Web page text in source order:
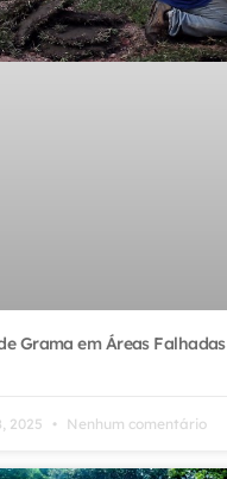
Grama em Áreas Falhadas
2025 Nenhum comentário